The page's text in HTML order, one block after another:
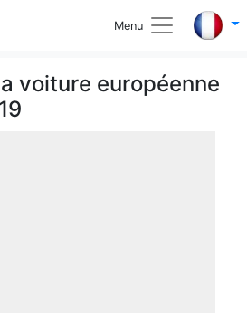
Menu
voiture européenne